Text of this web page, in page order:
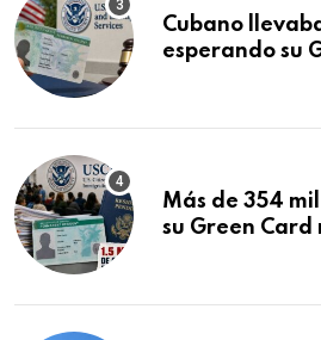
Cubano
esperando su
Más de 354
su Green Card